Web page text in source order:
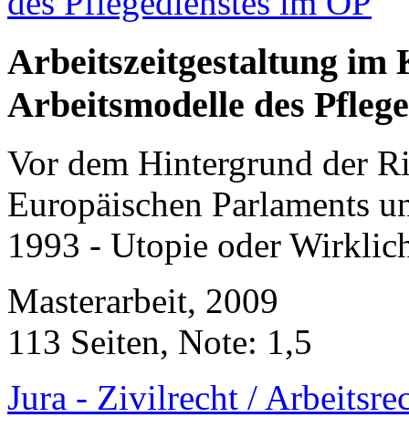
Arbeitszeitgestaltung im
Arbeitsmodelle des
Vor dem Hintergrund der
Europäischen Parlaments
1993 - Utopie oder
Masterarbeit, 2009
113 Seiten, Note: 1,5
Jura - Zivilrecht /